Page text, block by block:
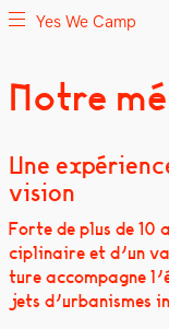
Skip
to Yes We Camp
Utilisation inventive
Notre
Une
vision
Forte de plus de 10
ci­plinaire et d’un
ture accom­pa­gne
jets d’urbanismes
Yes We Camp